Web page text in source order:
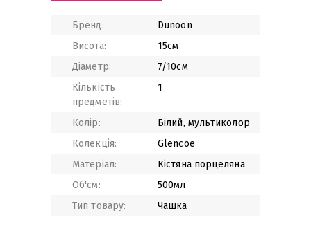
Бренд:
Dunoon
Висота:
15см
Діаметр:
7/10см
Кількість
предметів:
1
Колір:
Білий, мультиколор
Колекція:
Glencoe
Матеріал:
Кістяна порцеляна
Об'єм:
500мл
Тип товару:
Чашка